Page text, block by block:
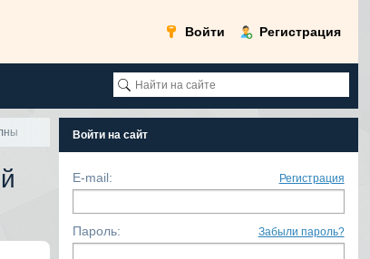
Войти Регистрация
Войти на сайт
E-mail: Регистрация
Пароль: Забыли пароль?